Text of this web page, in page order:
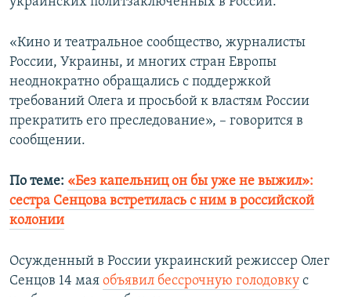
«Кино и театральное сообщество, журналисты
России, Украины, и многих стран Европы
неоднократно обращались с поддержкой
требований Олега и просьбой к властям России
прекратить его преследование», – говорится в
сообщении.
По теме: «Без капельниц он бы уже не выжил»:
сестра Сенцова встретилась с ним в российской
колонии
Осужденный в России украинский режиссер Олег
Сенцов 14 мая объявил бессрочную голодовку с